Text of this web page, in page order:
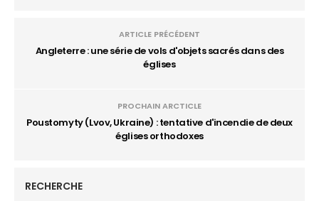
ARTICLE PRÉCÉDENT
Angleterre : une série de vols d'objets sacrés dans des
églises
PROCHAIN ARCTICLE
Poustomyty (Lvov, Ukraine) : tentative d'incendie de deux
églises orthodoxes
RECHERCHE